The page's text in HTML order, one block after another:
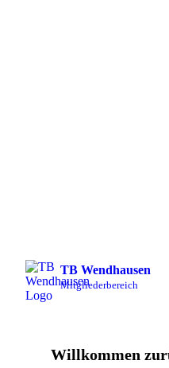
TB Wendhausen
Mitgliederbereich
Willkommen